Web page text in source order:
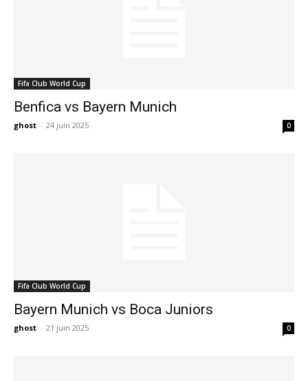
Fifa Club World Cup
Benfica vs Bayern Munich
ghost - 24 juin 2025 0
Fifa Club World Cup
Bayern Munich vs Boca Juniors
ghost - 21 juin 2025 0